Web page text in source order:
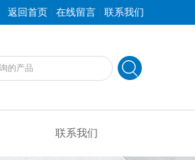
返回首页 | 在线留言 | 联系我们
联系我们